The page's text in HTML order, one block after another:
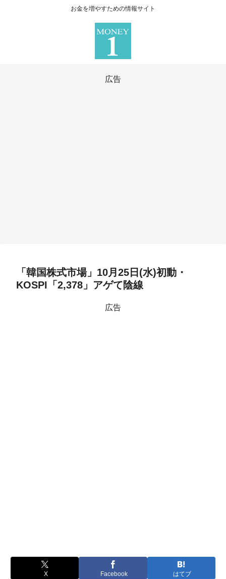
お金を増やすための情報サイト
広告
「韓国株式市場」10月25日(水)初動・
KOSPI「2,378」アゲて陰線
広告
X Facebook はてブ